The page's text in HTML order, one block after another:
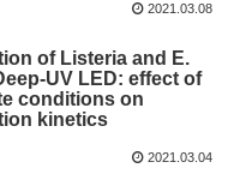
2021.03.08
of Listeria and E.
UV LED: effect of
conditions on
kinetics
2021.03.04